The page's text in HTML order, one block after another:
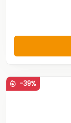
-39%